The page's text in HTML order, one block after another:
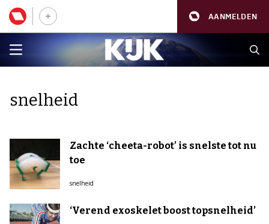
AANMELDEN
snelheid
Zachte ‘cheeta-robot’ is snelste tot nu
toe
snelheid
‘Verend exoskelet boost topsnelheid’